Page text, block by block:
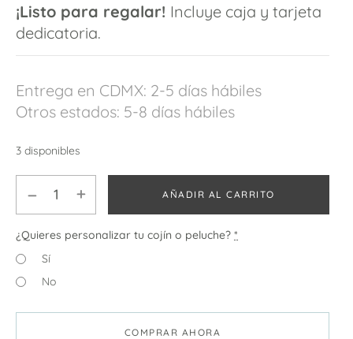
¡Listo para regalar! Incluye caja y tarjeta
dedicatoria.
Entrega en CDMX: 2-5 días hábiles
Otros estados: 5-8 días hábiles
3 disponibles
AÑADIR AL CARRITO
¿Quieres personalizar tu cojín o peluche? *
Sí
No
COMPRAR AHORA